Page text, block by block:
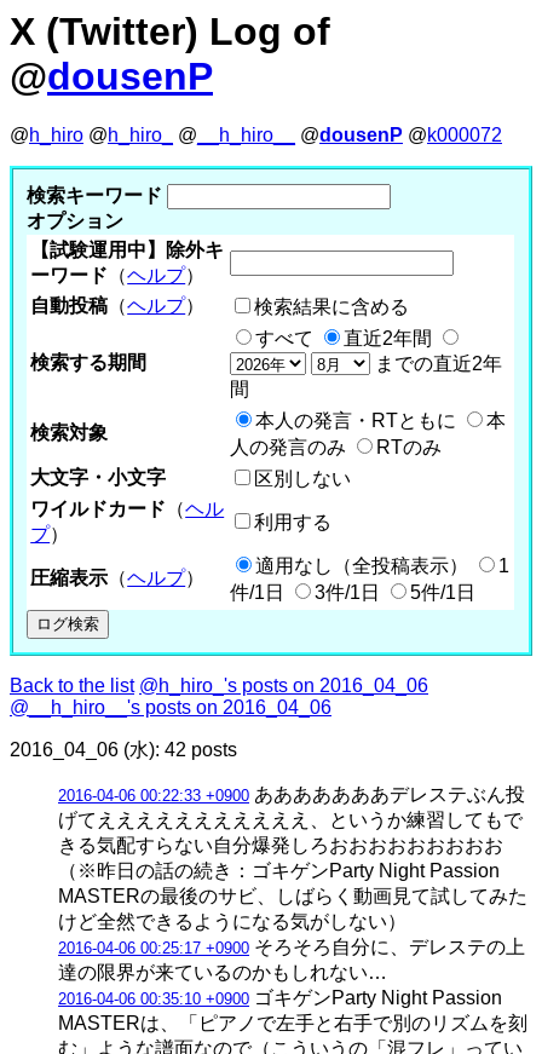
X (Twitter) Log of
@dousenP
@h_hiro @h_hiro_ @ __h_hiro__ @dousenP @k000072
検索キーワード
オプション
【試験運用中】除外キ
ーワード （ヘルプ）
自動投稿 （ヘルプ） 検索結果に含める
検索する期間
すべて
直近2年間
までの直近2年
間
検索対象
本人の発言・RTともに
本
人の発言のみ
RTのみ
大文字・小文字
区別しない
ワイルドカード （ヘル
プ）
利用する
圧縮表示 （ヘルプ）
適用なし（全投稿表示）
1
件/1日
3件/1日 5件/1日
Back to the list @h_hiro_'s posts on 2016_04_06
@__h_hiro__'s posts on 2016_04_06
2016_04_06 (水): 42 posts
2016-04-06 00:22:33 +0900 あああああああデレステぶん投
げてえええええええええええ、というか練習してもで
きる気配すらない自分爆発しろおおおおおおおおお
（※昨日の話の続き：ゴキゲンParty Night Passion
MASTERの最後のサビ、しばらく動画見て試してみた
けど全然できるようになる気がしない）
2016-04-06 00:25:17 +0900 そろそろ自分に、デレステの上
達の限界が来ているのかもしれない…
2016-04-06 00:35:10 +0900 ゴキゲンParty Night Passion
MASTERは、「ピアノで左手と右手で別のリズムを刻
む」ような譜面なので（こういうの「混フレ」ってい